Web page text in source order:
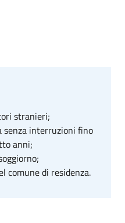
stranieri;
senza interruzioni fino
anni;
comune di residenza.